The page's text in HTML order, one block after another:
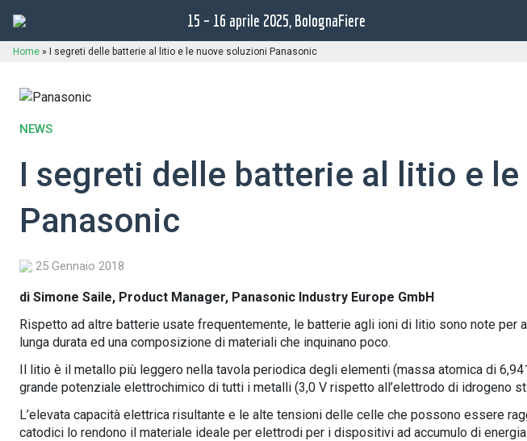
15 – 16 aprile 2025, BolognaFiere
Home » I segreti delle batterie al litio e le nuove soluzioni Panasonic
NEWS
I segreti delle batterie al litio e
Panasonic
25 Gennaio 2018
di Simone Saile, Product Manager, Panasonic Industry Europe GmbH
Rispetto ad altre batterie usate frequentemente, le batterie agli ioni di litio sono note per
lunga durata ed una composizione di materiali che inquinano poco.
Il litio è il metallo più leggero nella tavola periodica degli elementi (massa atomica di
grande potenziale elettrochimico di tutti i metalli (3,0 V rispetto all’elettrodo di idrogeno
L’elevata capacità elettrica risultante e le alte tensioni delle celle che possono essere
catodici lo rendono il materiale ideale per elettrodi per i dispositivi ad accumulo di energia